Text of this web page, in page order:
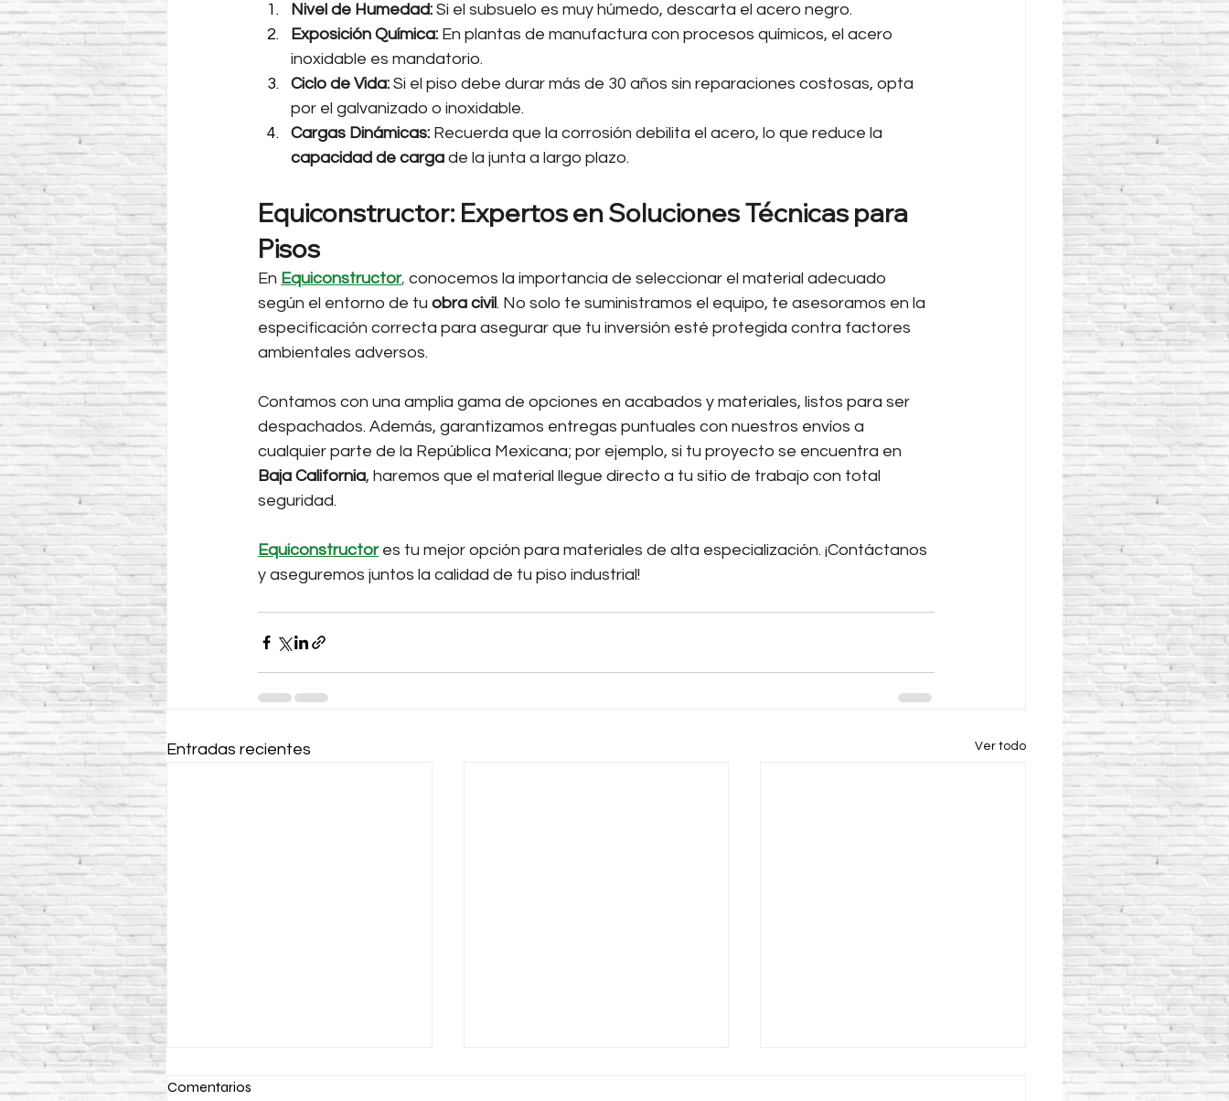
Nivel de Humedad: Si el subsuelo es muy húmedo, descarta el acero negro.
Exposición Química: En plantas de manufactura con procesos químicos, el acero
inoxidable es mandatorio.
Ciclo de Vida: Si el piso debe durar más de 30 años sin reparaciones costosas, opta
por el galvanizado o inoxidable.
Cargas Dinámicas: Recuerda que la corrosión debilita el acero, lo que reduce la
capacidad de carga de la junta a largo plazo.
Equiconstructor: Expertos en Soluciones Técnicas para
Pisos
En Equiconstructor, conocemos la importancia de seleccionar el material adecuado
según el entorno de tu obra civil. No solo te suministramos el equipo, te asesoramos en la
especificación correcta para asegurar que tu inversión esté protegida contra factores
ambientales adversos.
Contamos con una amplia gama de opciones en acabados y materiales, listos para ser
despachados. Además, garantizamos entregas puntuales con nuestros envíos a
cualquier parte de la República Mexicana; por ejemplo, si tu proyecto se encuentra en
Baja California, haremos que el material llegue directo a tu sitio de trabajo con total
seguridad.
Equiconstructor es tu mejor opción para materiales de alta especialización. ¡Contáctanos
y aseguremos juntos la calidad de tu piso industrial!
Entradas recientes Ver todo
Comentarios